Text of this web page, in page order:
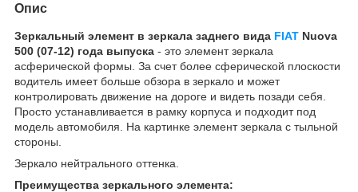
Опис
Зеркальный элемент в зеркала заднего вида FIAT Nuova
500 (07-12) года выпуска - это элемент зеркала
асферической формы. За счет более сферической плоскости
водитель имеет больше обзора в зеркало и может
контролировать движение на дороге и видеть позади себя.
Просто устанавливается в рамку корпуса и подходит под
модель автомобиля. На картинке элемент зеркала с тыльной
стороны.
Зеркало нейтрального оттенка.
Преимущества зеркального элемента: